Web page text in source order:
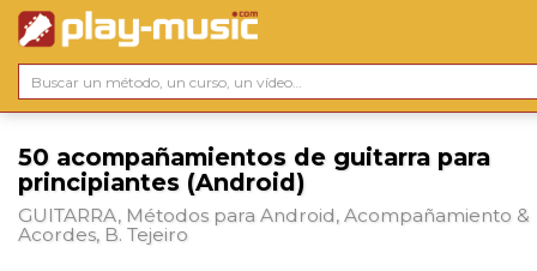
50 acompañamientos de guitarra para
principiantes (Android)
GUITARRA, Métodos para Android, Acompañamiento &
Acordes, B. Tejeiro